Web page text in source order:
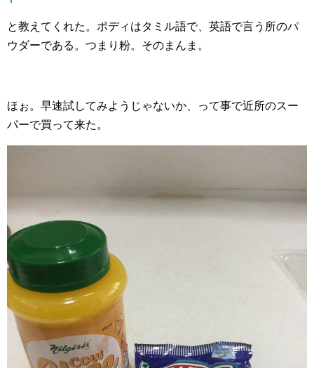
と教えてくれた。ポディはタミル語で、英語で言う所のパ
ウダーである。つまり粉。そのまんま。
ほぉ。早速試してみようじゃないか、って事で近所のスー
パーで買って来た。